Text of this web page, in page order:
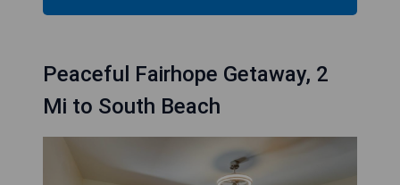
Peaceful Fairhope Getaway, 2
Mi to South Beach